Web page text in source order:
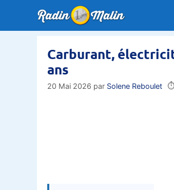
contenu
Carburant,
ans
20 Mai 2026 par Solene Reboulet ⏱️